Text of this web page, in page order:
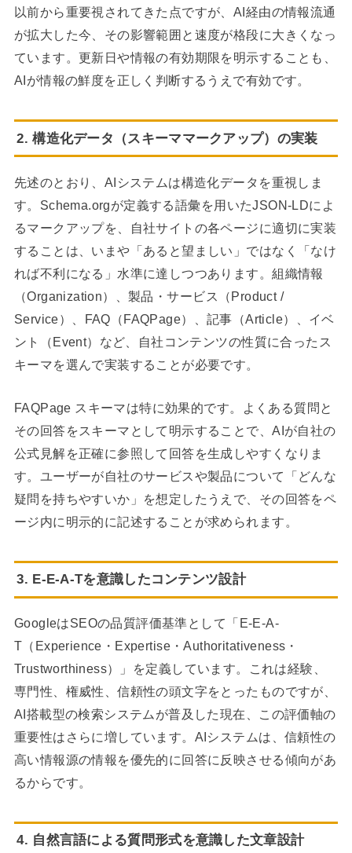
以前から重要視されてきた点ですが、AI経由の情報流通
が拡大した今、その影響範囲と速度が格段に大きくなっ
ています。更新日や情報の有効期限を明示することも、
AIが情報の鮮度を正しく判断するうえで有効です。
2. 構造化データ（スキーママークアップ）の実装
先述のとおり、AIシステムは構造化データを重視しま
す。Schema.orgが定義する語彙を用いたJSON-LDによ
るマークアップを、自社サイトの各ページに適切に実装
することは、いまや「あると望ましい」ではなく「なけ
れば不利になる」水準に達しつつあります。組織情報
（Organization）、製品・サービス（Product /
Service）、FAQ（FAQPage）、記事（Article）、イベ
ント（Event）など、自社コンテンツの性質に合ったス
キーマを選んで実装することが必要です。
FAQPage スキーマは特に効果的です。よくある質問と
その回答をスキーマとして明示することで、AIが自社の
公式見解を正確に参照して回答を生成しやすくなりま
す。ユーザーが自社のサービスや製品について「どんな
疑問を持ちやすいか」を想定したうえで、その回答をペ
ージ内に明示的に記述することが求められます。
3. E-E-A-Tを意識したコンテンツ設計
GoogleはSEOの品質評価基準として「E-E-A-
T（Experience・Expertise・Authoritativeness・
Trustworthiness）」を定義しています。これは経験、
専門性、権威性、信頼性の頭文字をとったものですが、
AI搭載型の検索システムが普及した現在、この評価軸の
重要性はさらに増しています。AIシステムは、信頼性の
高い情報源の情報を優先的に回答に反映させる傾向があ
るからです。
4. 自然言語による質問形式を意識した文章設計